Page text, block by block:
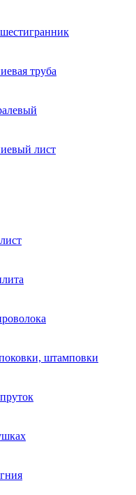
труба
лист
штамповки